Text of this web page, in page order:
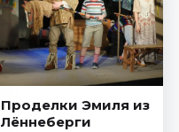
Проделки Эмиля из
Лённеберги